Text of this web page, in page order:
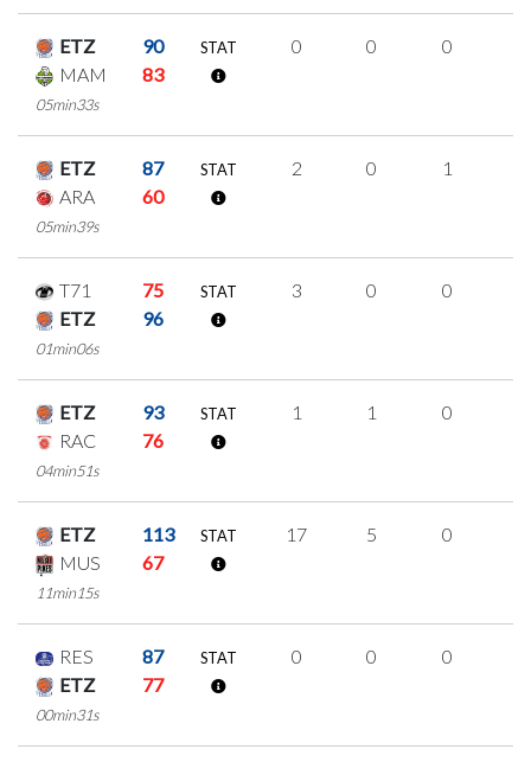
ETZ
90
MAM
83
05min33s
STAT 0 0 0
ETZ
87
ARA
60
05min39s
STAT 2 0 1
T71
75
ETZ
96
01min06s
STAT 3 0 0
ETZ
93
RAC
76
04min51s
STAT 1 1 0
ETZ
113
MUS
67
11min15s
STAT 17 5 0
RES
87
ETZ
77
00min31s
STAT 0 0 0